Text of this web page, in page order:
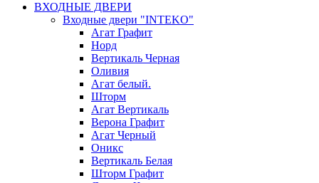
ВХОДНЫЕ ДВЕРИ
Входные двери "INTEKO"
Агат Графит
Норд
Вертикаль Черная
Оливия
Агат белый.
Шторм
Агат Вертикаль
Верона Графит
Агат Черный
Оникс
Вертикаль Белая
Шторм Графит